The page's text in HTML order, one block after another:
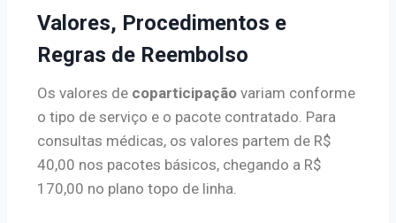
Valores, Procedimentos e
Regras de Reembolso
Os valores de coparticipação variam conforme
o tipo de serviço e o pacote contratado. Para
consultas médicas, os valores partem de R$
40,00 nos pacotes básicos, chegando a R$
170,00 no plano topo de linha.